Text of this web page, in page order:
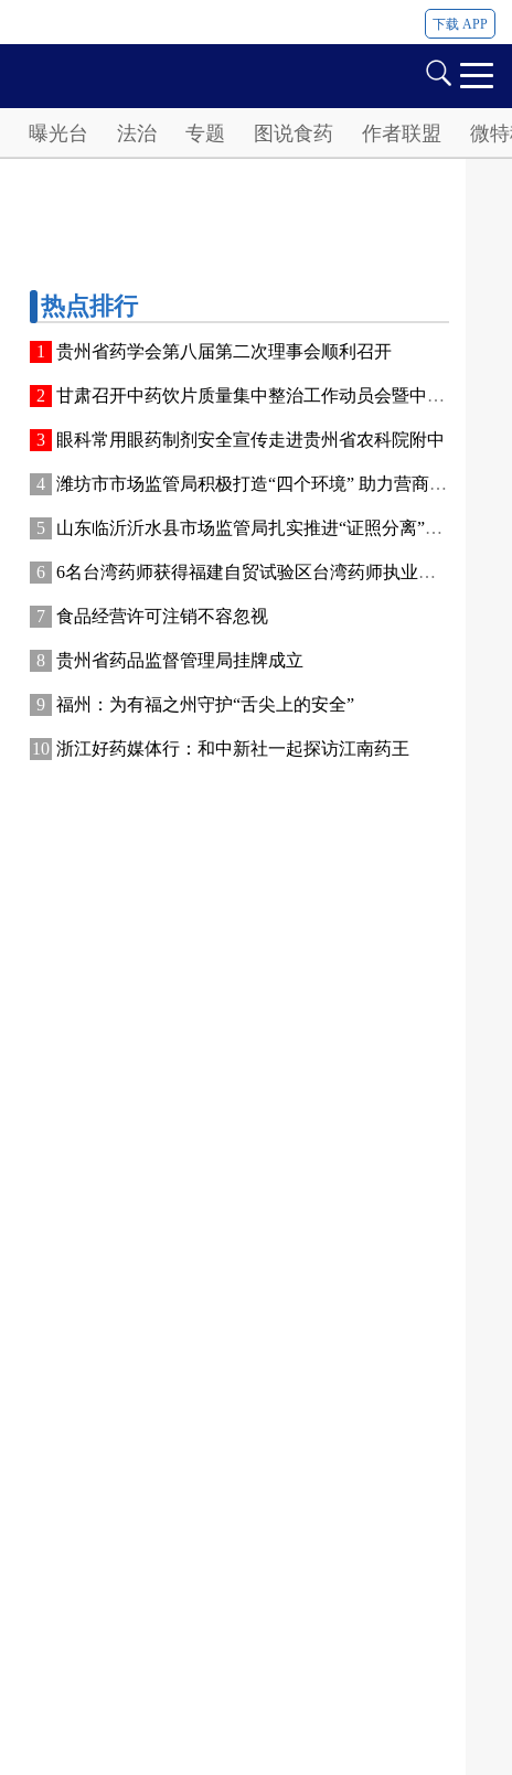
下载 APP
曝光台 法治 专题 图说食药 作者联盟 微
热点排行
贵州省药学会第八届第二次理事会顺利召开
甘肃召开中药饮片质量集中整治工作动员会暨中药饮片培训会
眼科常用眼药制剂安全宣传走进贵州省农科院附中
潍坊市市场监管局积极打造“四个环境” 助力营商环境持续向好
山东临沂沂水县市场监管局扎实推进“证照分离”改革工作
6名台湾药师获得福建自贸试验区台湾药师执业资格
食品经营许可注销不容忽视
贵州省药品监督管理局挂牌成立
福州：为有福之州守护“舌尖上的安全”
浙江好药媒体行：和中新社一起探访江南药王